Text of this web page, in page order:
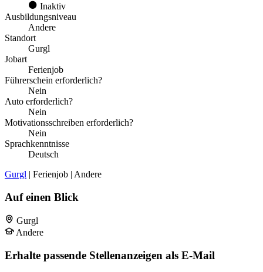
Inaktiv
Ausbildungsniveau
Andere
Standort
Gurgl
Jobart
Ferienjob
Führerschein erforderlich?
Nein
Auto erforderlich?
Nein
Motivationsschreiben erforderlich?
Nein
Sprachkenntnisse
Deutsch
Gurgl | Ferienjob | Andere
Auf einen Blick
Gurgl
Andere
Erhalte passende Stellenanzeigen als E-Mail